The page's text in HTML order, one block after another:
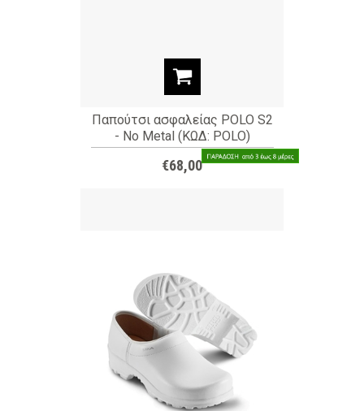
Παπούτσι ασφαλείας POLO S2
- No Metal (ΚΩΔ: POLO)
€68,00